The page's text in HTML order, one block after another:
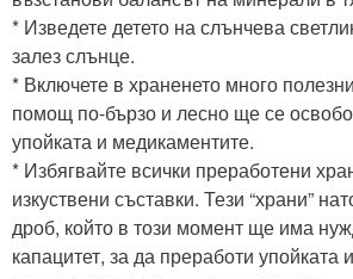
* Изведете детето на слънчева
залез слънце.
* Включете в храненето много
помощ по-бързо и лесно ще се
упойката и медикаментите.
* Избягвайте всички преработени
изкуствени съставки. Тези “храни”
дроб, който в този момент ще има
капацитет, за да преработи упойката